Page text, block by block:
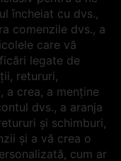
încheiat cu dvs.,
comenzile dvs., a
care vă
legate de
retururi,
a crea, a menține
dvs., a aranja
și schimburi,
și a vă crea o
cum ar